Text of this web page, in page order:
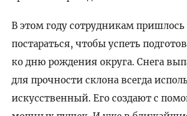
В этом году сотрудникам пришлось
постараться, чтобы успеть
ко дню рождения округа. Снега
для прочности склона всегда
искусственный. Его создают с